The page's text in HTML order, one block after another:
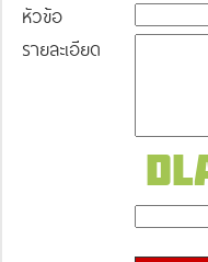
หัวข้อ
รายละเอียด